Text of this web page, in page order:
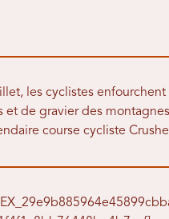
les cyclistes
et de gravier des
course cycliste